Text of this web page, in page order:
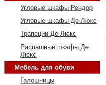
Угловые шкафы Рендор
Угловые шкафы Де Люкс
Трапеции Де Люкс
Распашные шкафы Де
Люкс
Мебель для обуви
Галошницы